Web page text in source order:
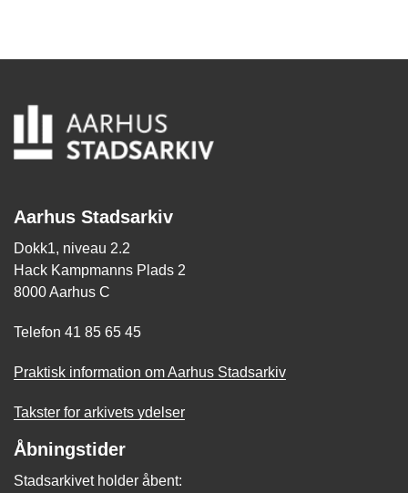
Aarhus Stadsarkiv
Dokk1, niveau 2.2
Hack Kampmanns Plads 2
8000 Aarhus C
Telefon 41 85 65 45
Praktisk information om Aarhus Stadsarkiv
Takster for arkivets ydelser
Åbningstider
Stadsarkivet holder åbent: